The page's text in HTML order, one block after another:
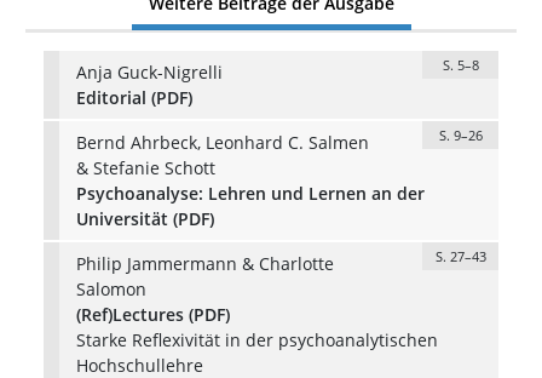
Anja Guck-Nigrelli S. 5–8
Editorial (PDF)
Bernd Ahrbeck, Leonhard C. Salmen
& Stefanie Schott
S. 9–26
Psychoanalyse: Lehren und Lernen an der
Universität (PDF)
Philip Jammermann & Charlotte
Salomon
S. 27–43
(Ref)Lectures (PDF)
Starke Reflexivität in der psychoanalytischen
Hochschullehre